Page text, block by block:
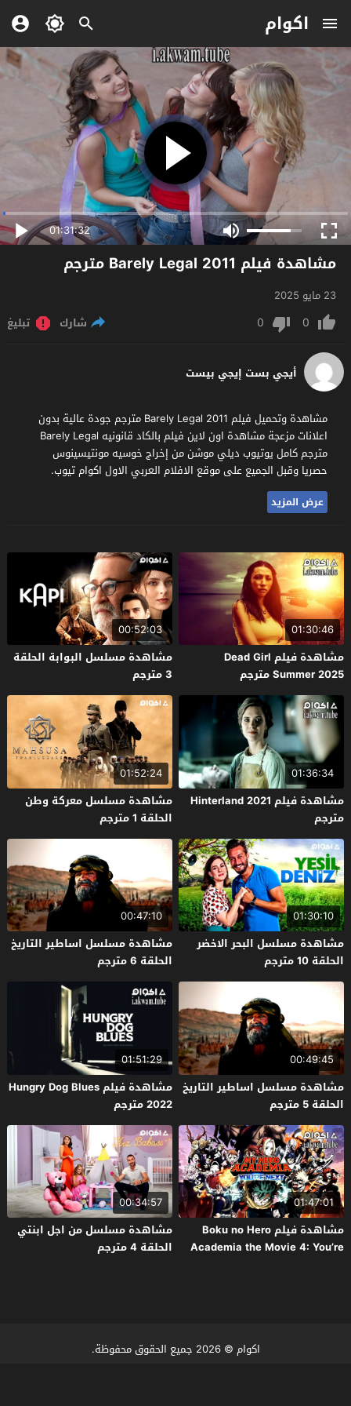
اكوام
01:31:32
مشاهدة فيلم Barely Legal 2011 مترجم
23 مايو 2025
0
0 شارك تبليغ
أيجي بست إيجي بيست
مشاهدة وتحميل فيلم Barely Legal 2011 مترجم جودة عالية بدون
اعلانات مزعجة مشاهدة اون لاين فيلم بالكاد قانونيه Barely Legal
مترجم كامل يوتيوب ديلي موشن من إخراج خوسيه مونتيسينوس
حصريا وقبل الجميع على موقع الافلام العربي الاول اكوام تيوب.
عرض المزيد
01:30:46
مشاهدة فيلم Dead Girl
Summer 2025 مترجم
00:52:03
مشاهدة مسلسل البوابة الحلقة
3 مترجم
01:36:34
مشاهدة فيلم Hinterland 2021
مترجم
01:52:24
مشاهدة مسلسل معركة وطن
الحلقة 1 مترجم
01:30:10
مشاهدة مسلسل البحر الاخضر
الحلقة 10 مترجم
00:47:10
مشاهدة مسلسل اساطير التاريخ
الحلقة 6 مترجم
00:49:45
مشاهدة مسلسل اساطير التاريخ
الحلقة 5 مترجم
01:51:29
مشاهدة فيلم Hungry Dog Blues
2022 مترجم
01:47:01
مشاهدة فيلم Boku no Hero
Academia the Movie 4: You’re
00:34:57
مشاهدة مسلسل من اجل ابنتي
الحلقة 4 مترجم
اكوام © 2026 جميع الحقوق محفوظة.